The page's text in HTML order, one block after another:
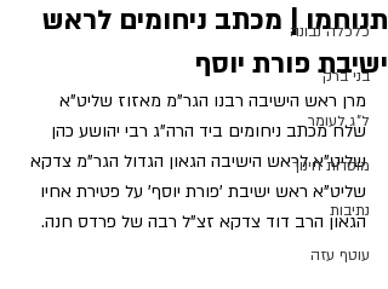
כלכלה נבונה
בני ברק
ל"ג לעומר
מוסדות חינוך
נתיבות
עוטף עזה
תנוחמו | מכתב ניחומים לראש
ישיבת פורת יוסף
מרן ראש הישיבה רבנו הגר"מ מאזוז שליט"א
שלח מכתב ניחומים ביד הרה"ג רבי יהושע כהן
שליט"א לראש הישיבה הגאון הגדול הגר"מ צדקא
שליט"א ראש ישיבת 'פורת יוסף' על פטירת אחיו
הגאון הרב דוד צדקא זצ"ל רבה של פרדס חנה.